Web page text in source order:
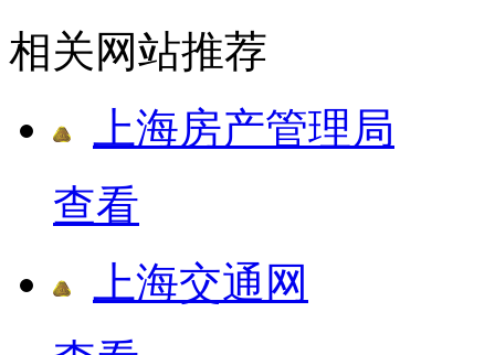
相关网站推荐
上海房产管理局
查看
上海交通网